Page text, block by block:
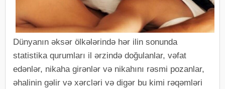
Dünyanın əksər ölkələrində hər ilin sonunda
statistika qurumları il ərzində doğulanlar, vəfat
edənlər, nikaha girənlər və nikahını rəsmi pozanlar,
əhalinin gəlir və xərcləri və digər bu kimi rəqəmləri